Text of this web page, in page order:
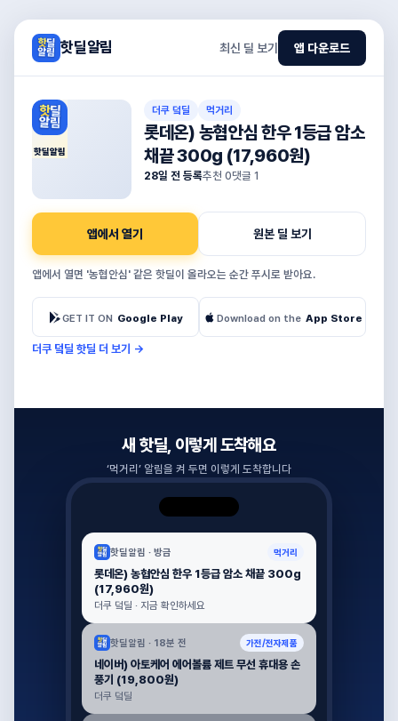
핫딜알림 최신 딜 보기 앱 다운로드
핫딜알림
더쿠 덬딜 먹거리
롯데온) 농협안심 한우 1등급 암소
채끝 300g (17,960원)
28일 전 등록추천 0댓글 1
앱에서 열기 원본 딜 보기
앱에서 열면 '농협안심' 같은 핫딜이 올라오는 순간 푸시로 받아요.
GET IT ON Google Play Download on the App Store
더쿠 덬딜 핫딜 더 보기 →
새 핫딜, 이렇게 도착해요
‘먹거리 ’ 알림을 켜 두면 이렇게 도착합니다
핫딜알림 · 방금 먹거리
롯데온) 농협안심 한우 1등급 암소 채끝 300g
(17,960원)
더쿠 덬딜 · 지금 확인하세요
핫딜알림 · 18분 전 가전/전자제품
네이버) 아토케어 에어볼륨 제트 무선 휴대용 손
풍기 (19,800원)
더쿠 덬딜